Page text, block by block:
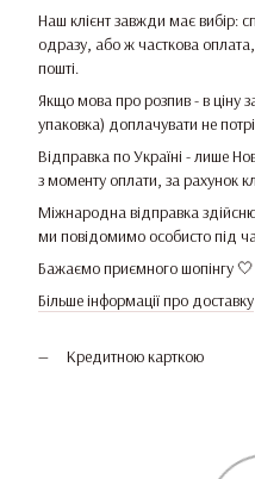
Наш клієнт завжди має вибір:
одразу, або ж часткова
пошті.
Якщо мова про розпив - в ціну
упаковка) доплачувати не
Відправка по Україні - лише
з моменту оплати, за рахунок
Міжнародна відправка
ми повідомимо особисто під
Бажаємо приємного шопінгу 🤍
Більше інформації про доставку
Кредитною карткою